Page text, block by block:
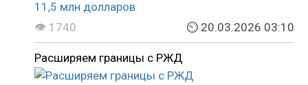
👁 1740 ⏲ 20.03.2026 03:10
Расширяем границы с РЖД